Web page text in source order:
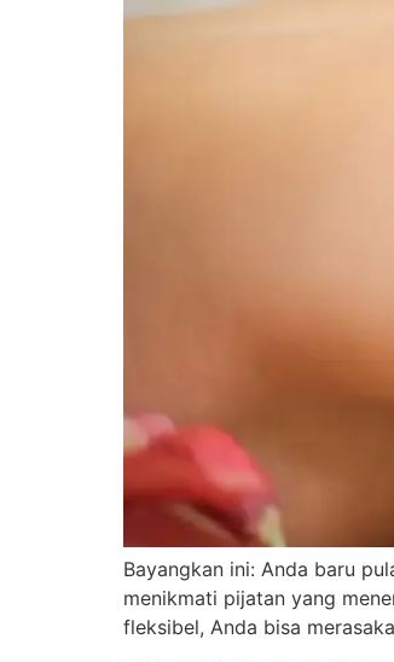
Bayangkan ini: Anda baru
menikmati pijatan yang
fleksibel, Anda bisa